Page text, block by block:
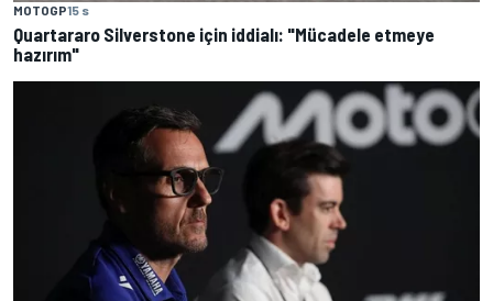
MOTOGP15 s
Quartararo Silverstone için iddialı: "Mücadele etmeye
hazırım"